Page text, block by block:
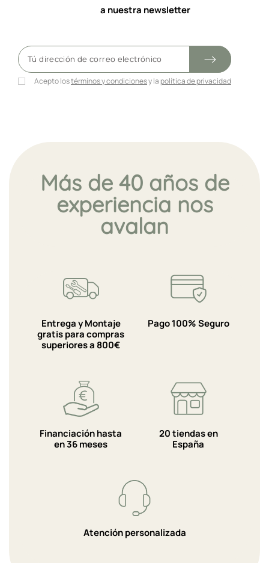
a nuestra newsletter
Acepto lostérminos y condicionesy la política de privacidad
Más de 40 años de
experiencia nos
avalan
Entrega y Montaje
gratis para compras
superiores a 800€
Pago 100% Seguro
Financiación hasta
en 36 meses
20 tiendas en
España
Atención personalizada